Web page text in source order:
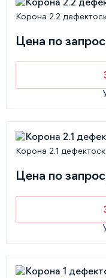
Корона 2.2
Цена по
Корона 2.1
Цена по